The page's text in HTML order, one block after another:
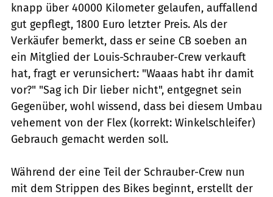
knapp über 40000 Kilometer gelaufen, auffallend
gut gepflegt, 1800 Euro letzter Preis. Als der
Verkäufer bemerkt, dass er seine CB soeben an
ein Mitglied der Louis-Schrauber-Crew verkauft
hat, fragt er verunsichert: "Waaas habt ihr damit
vor?" "Sag ich Dir lieber nicht", entgegnet sein
Gegenüber, wohl wissend, dass bei diesem Umbau
vehement von der Flex (korrekt: Winkelschleifer)
Gebrauch gemacht werden soll.
Während der eine Teil der Schrauber-Crew nun
mit dem Strippen des Bikes beginnt, erstellt der